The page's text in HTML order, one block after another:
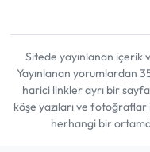
Sitede yayınlanan içerik
Yayınlanan yorumlardan
harici linkler ayrı bir
köşe yazıları ve fotoğraflar
herhangi bir